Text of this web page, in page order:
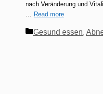
nach Veränderung und
… Read more
Kategorien
Gesund essen,